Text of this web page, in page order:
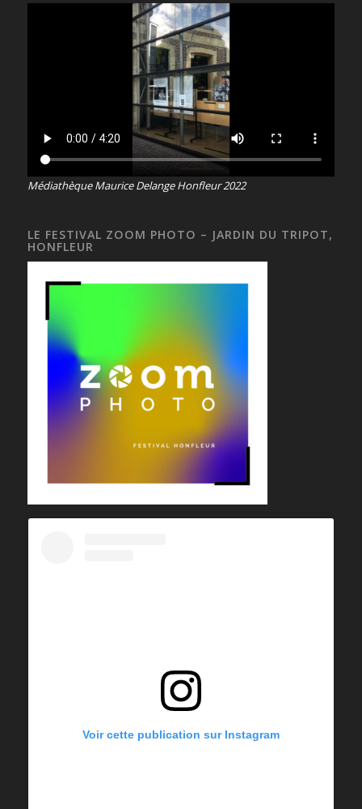
Médiathèque Maurice Delange Honfleur 2022
LE FESTIVAL ZOOM PHOTO – JARDIN DU TRIPOT,
HONFLEUR
Voir cette publication sur Instagram